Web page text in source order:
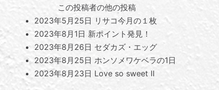
この投稿者の他の投稿
2023年5月25日 リサコ今月の１枚
2023年8月1日 新ポイント発見！
2023年8月26日 セダカズ・エッグ
2023年8月25日 ホンソメワケベラの1日
2023年8月23日 Love so sweet Ⅱ